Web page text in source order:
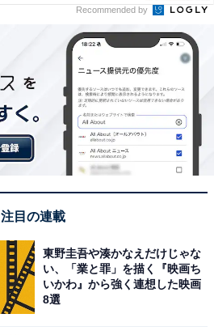
Recommended by
注目の連載
東野圭吾や湊かなえだけじゃな
い、「業と罪」を描く『映画ち
いかわ』から強く連想した映画
8選